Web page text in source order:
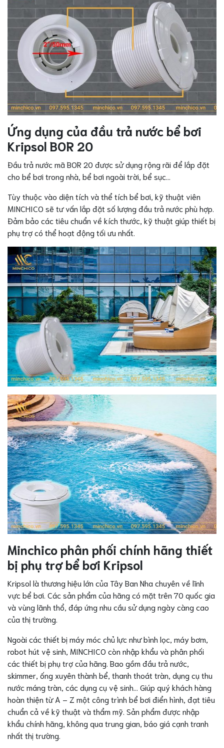
Ứng dụng của đầu trả nước bể bơi
Kripsol BOR 20
Đầu trả nước mã BOR 20 được sử dụng rộng rãi để lắp đặt
cho bể bơi trong nhà, bể bơi ngoài trời, bể sục…
Tùy thuộc vào diện tích và thể tích bể bơi, kỹ thuật viên
MINCHICO sẽ tư vấn lắp đặt số lượng đầu trả nước phù hợp.
Đảm bảo các tiêu chuẩn về kích thước, kỹ thuật giúp thiết bị
phụ trợ có thể hoạt động tối ưu nhất.
Minchico phân phối chính hãng thiết
bị phụ trợ bể bơi Kripsol
Kripsol là thương hiệu lớn của Tây Ban Nha chuyên về lĩnh
vực bể bơi. Các sản phẩm của hãng có mặt trên 70 quốc gia
và vùng lãnh thổ, đáp ứng nhu cầu sử dụng ngày càng cao
của thị trường.
Ngoài các thiết bị máy móc chủ lực như bình lọc, máy bơm,
robot hút vệ sinh, MINCHICO còn nhập khẩu và phân phối
các thiết bị phụ trợ của hãng. Bao gồm đầu trả nước,
skimmer, ống xuyên thành bể, thanh thoát tràn, dụng cụ thu
nước máng tràn, các dụng cụ vệ sinh… Giúp quý khách hàng
hoàn thiện từ A – Z một công trình bể bơi điển hình, đạt tiêu
chuẩn cả về kỹ thuật và thẩm mỹ. Sản phẩm được nhập
khẩu chính hãng, không qua trung gian, báo giá cạnh tranh
nhất thị trường.